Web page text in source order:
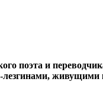
поэта и
лезгинами, живущими